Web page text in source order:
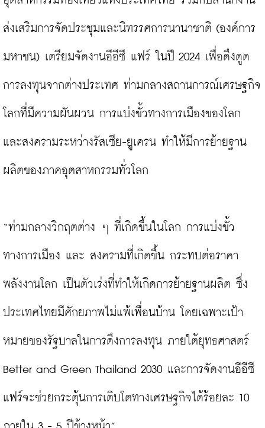
ส่งเสริมการจัดประชุมและนิทรรศการนานาชาติ (องค์การ
มหาชน) เตรียมจัดงานอีอีซี แฟร์ ในปี 2024 เพื่อดึงดูด
การลงทุนจากต่างประเทศ ท่ามกลางสถานการณ์เศรษฐกิจ
โลกที่มีความผันผวน การแบ่งขั้วทางการเมืองของโลก
และสงครามระหว่างรัสเซีย-ยูเครน ทำให้มีการย้ายฐาน
ผลิตของภาคอุตสาหกรรมทั่วโลก
“ท่ามกลางวิกฤตต่าง ๆ ที่เกิดขึ้นในโลก การแบ่งขั้ว
ทางการเมือง และ สงครามที่เกิดขึ้น กระทบต่อราคา
พลังงานโลก เป็นตัวเร่งที่ทำให้เกิดการย้ายฐานผลิต ซึ่ง
ประเทศไทยมีศักยภาพไม่แพ้เพื่อนบ้าน โดยเฉพาะเป้า
หมายของรัฐบาลในการดึงการลงทุน ภายใต้ยุทธศาสตร์
Better and Green Thailand 2030 และการจัดงานอีอีซี
แฟร์จะช่วยกระตุ้นการเติบโตทางเศรษฐกิจได้ร้อยละ 10